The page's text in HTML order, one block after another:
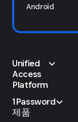
Android
Unified
Access
Platform
1Password
제품